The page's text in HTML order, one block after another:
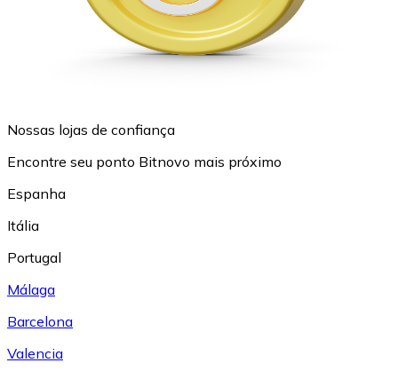
Nossas lojas de confiança
Encontre seu ponto Bitnovo mais próximo
Espanha
Itália
Portugal
Málaga
Barcelona
Valencia